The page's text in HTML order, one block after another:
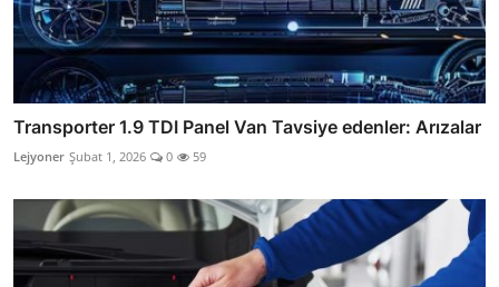
Transporter 1.9 TDI Panel Van Tavsiye edenler: Arızalar
Lejyoner Şubat 1, 2026 0 59